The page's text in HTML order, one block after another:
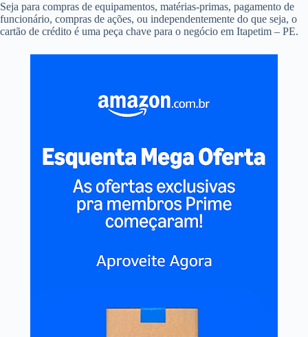
Seja para compras de equipamentos, matérias-primas, pagamento de
funcionário, compras de ações, ou independentemente do que seja, o
cartão de crédito é uma peça chave para o negócio em Itapetim – PE.